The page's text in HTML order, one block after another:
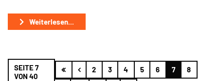
Weiterlesen...
SEITE 7
VON 40
2 3 4 5 6 7 8